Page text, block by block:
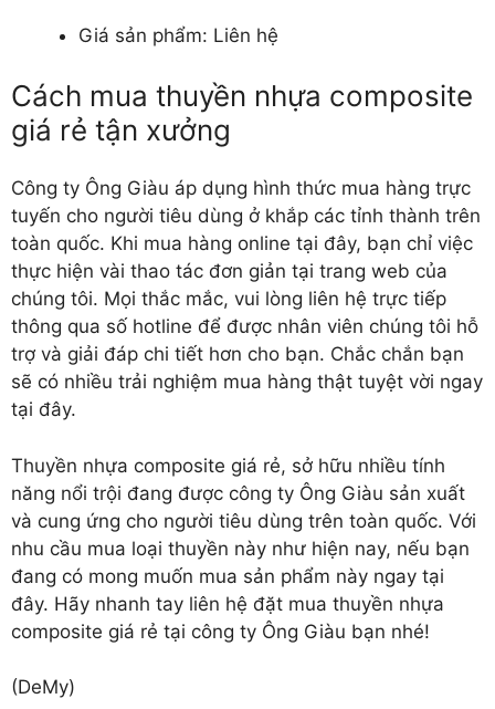
Giá sản phẩm: Liên hệ
Cách mua thuyền nhựa composite
giá rẻ tận xưởng
Công ty Ông Giàu áp dụng hình thức mua hàng trực
tuyến cho người tiêu dùng ở khắp các tỉnh thành trên
toàn quốc. Khi mua hàng online tại đây, bạn chỉ việc
thực hiện vài thao tác đơn giản tại trang web của
chúng tôi. Mọi thắc mắc, vui lòng liên hệ trực tiếp
thông qua số hotline để được nhân viên chúng tôi hỗ
trợ và giải đáp chi tiết hơn cho bạn. Chắc chắn bạn
sẽ có nhiều trải nghiệm mua hàng thật tuyệt vời ngay
tại đây.
Thuyền nhựa composite giá rẻ, sở hữu nhiều tính
năng nổi trội đang được công ty Ông Giàu sản xuất
và cung ứng cho người tiêu dùng trên toàn quốc. Với
nhu cầu mua loại thuyền này như hiện nay, nếu bạn
đang có mong muốn mua sản phẩm này ngay tại
đây. Hãy nhanh tay liên hệ đặt mua thuyền nhựa
composite giá rẻ tại công ty Ông Giàu bạn nhé!
(DeMy)